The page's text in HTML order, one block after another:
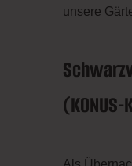
unsere